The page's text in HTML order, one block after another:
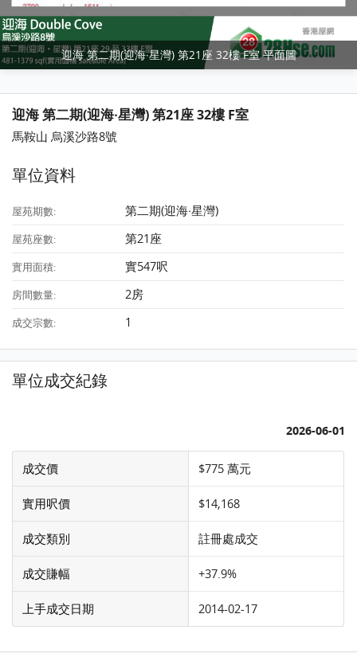
迎海 第二期(迎海‧星灣) 第21座 32樓 F室 平面圖
迎海 第二期(迎海‧星灣) 第21座 32樓 F室
馬鞍山 烏溪沙路8號
單位資料
屋苑期數: 第二期(迎海‧星灣)
屋苑座數: 第21座
實用面積: 實547呎
房間數量: 2房
成交宗數: 1
單位成交紀錄
2026-06-01
成交價 $775 萬元
實用呎價 $14,168
成交類別 註冊處成交
成交賺幅 +37.9%
上手成交日期 2014-02-17